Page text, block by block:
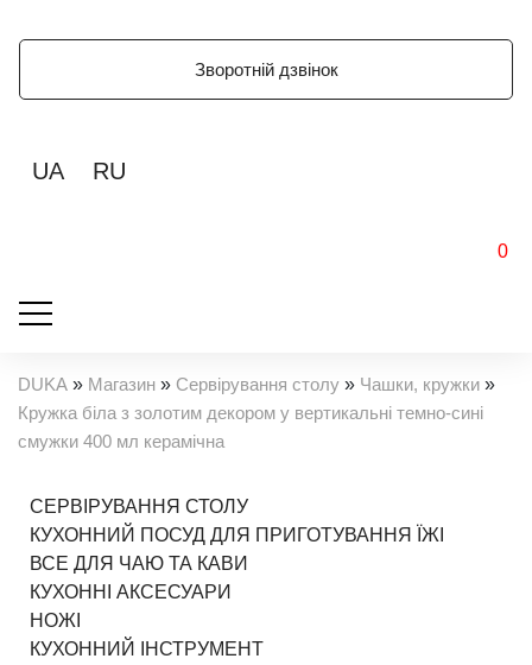
Зворотній дзвінок
UA RU
0
DUKA » Магазин » Сервірування столу » Чашки, кружки »
Кружка біла з золотим декором у вертикальні темно-сині
смужки 400 мл керамічна
СЕРВІРУВАННЯ СТОЛУ
КУХОННИЙ ПОСУД ДЛЯ ПРИГОТУВАННЯ ЇЖІ
ВСЕ ДЛЯ ЧАЮ ТА КАВИ
КУХОННІ АКСЕСУАРИ
НОЖІ
КУХОННИЙ ІНСТРУМЕНТ